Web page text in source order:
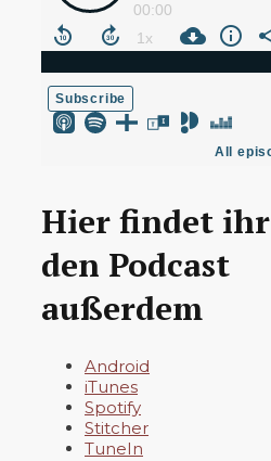
Hier findet ihr
den Podcast
außerdem
Android
iTunes
Spotify
Stitcher
TuneIn